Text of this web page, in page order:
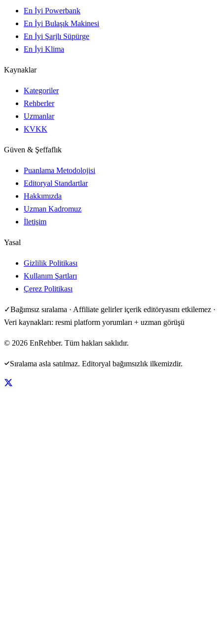
En İyi Powerbank
En İyi Bulaşık Makinesi
En İyi Şarjlı Süpürge
En İyi Klima
Kaynaklar
Kategoriler
Rehberler
Uzmanlar
KVKK
Güven & Şeffaflık
Puanlama Metodolojisi
Editoryal Standartlar
Hakkımızda
Uzman Kadromuz
İletişim
Yasal
Gizlilik Politikası
Kullanım Şartları
Çerez Politikası
✓Bağımsız sıralama · Affiliate gelirler içerik editöryasını etkilemez ·
Veri kaynakları: resmi platform yorumları + uzman görüşü
© 2026 EnRehber. Tüm hakları saklıdır.
Sıralama asla satılmaz. Editoryal bağımsızlık ilkemizdir.